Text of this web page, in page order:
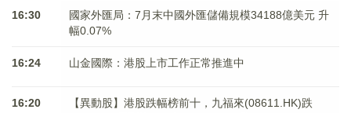
16:30
國家外匯局：7月末中國外匯儲備規模34188億美元 升
幅0.07%
16:24 山金國際：港股上市工作正常推進中
16:20
【異動股】港股跌幅榜前十，九福來(08611.HK)跌